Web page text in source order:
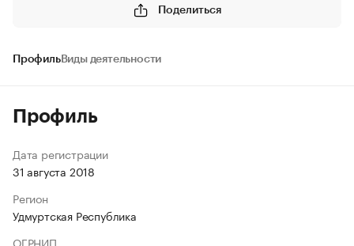
Поделиться
ПрофильВиды деятельности
Профиль
Дата регистрации
31 августа 2018
Регион
Удмуртская Республика
ОГРНИП